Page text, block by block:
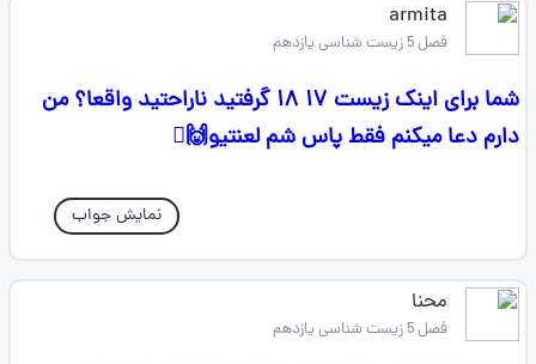
armita
فصل 5 زیست شناسی یازدهم
شما برای اینک زیست ۱۷ ۱۸ گرفتید ناراحتید واقعا؟ من
دارم دعا میکنم فقط پاس شم لعنتیو🙌🫩
نمایش جواب
محنا
فصل 5 زیست شناسی یازدهم